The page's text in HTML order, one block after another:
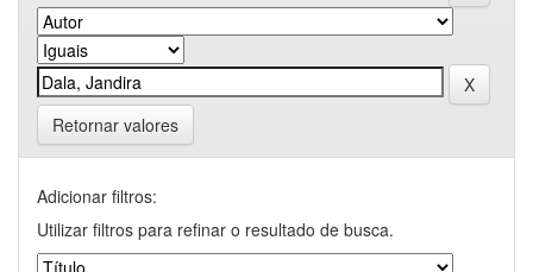
Retornar valores
Adicionar filtros:
Utilizar filtros para refinar o resultado de busca.